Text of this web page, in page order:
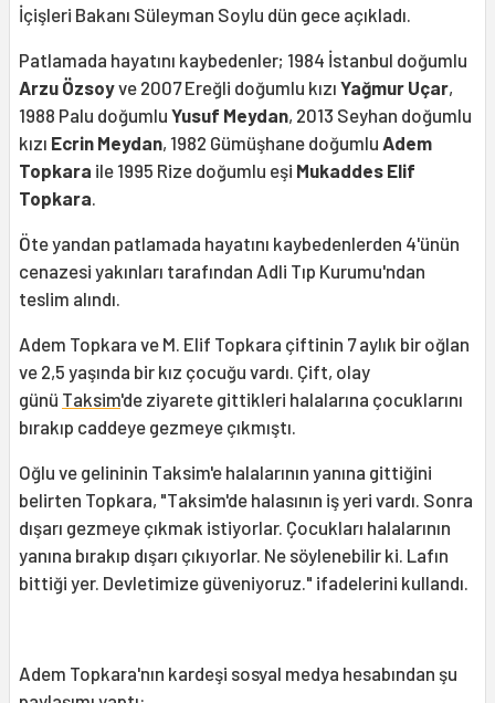
İçişleri Bakanı Süleyman Soylu dün gece açıkladı.
Patlamada hayatını kaybedenler; 1984 İstanbul doğumlu
Arzu Özsoyve 2007 Ereğli doğumlu kızı Yağmur Uçar,
1988 Palu doğumlu Yusuf Meydan, 2013 Seyhan doğumlu
kızı Ecrin Meydan, 1982 Gümüşhane doğumlu Adem
Topkara ile 1995 Rize doğumlu eşi Mukaddes Elif
Topkara.
Öte yandan patlamada hayatını kaybedenlerden 4'ünün
cenazesi yakınları tarafından Adli Tıp Kurumu'ndan
teslim alındı.
Adem Topkara ve M. Elif Topkara çiftinin 7 aylık bir oğlan
ve 2,5 yaşında bir kız çocuğu vardı. Çift, olay
günü Taksim'de ziyarete gittikleri halalarına çocuklarını
bırakıp caddeye gezmeye çıkmıştı.
Oğlu ve gelininin Taksim'e halalarının yanına gittiğini
belirten Topkara, "Taksim'de halasının iş yeri vardı. Sonra
dışarı gezmeye çıkmak istiyorlar. Çocukları halalarının
yanına bırakıp dışarı çıkıyorlar. Ne söylenebilir ki. Lafın
bittiği yer. Devletimize güveniyoruz." ifadelerini kullandı.
Adem Topkara'nın kardeşi sosyal medya hesabından şu